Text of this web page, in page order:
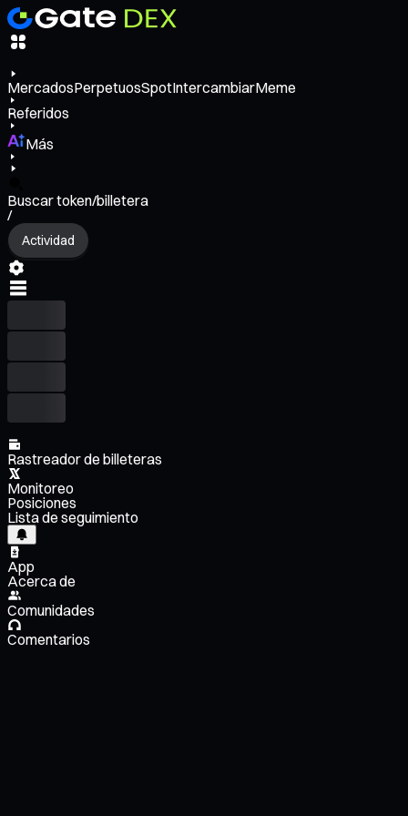
MercadosPerpetuosSpotIntercambiarMeme
Referidos
Más
Buscar token/billetera
/
Actividad
Rastreador de billeteras
Monitoreo
Posiciones
Lista de seguimiento
App
Acerca de
Comunidades
Comentarios